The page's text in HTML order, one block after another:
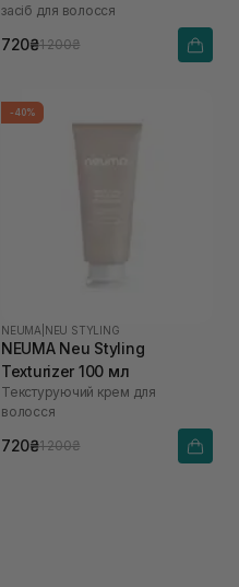
засіб для волосся
720₴1 200₴
-40%
NEUMA NEU STYLING
NEUMA Neu Styling
Texturizer 100 мл
Текстуруючий крем для
волосся
720₴1 200₴